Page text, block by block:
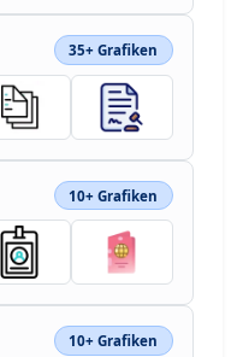
35+ Grafiken
10+ Grafiken
10+ Grafiken